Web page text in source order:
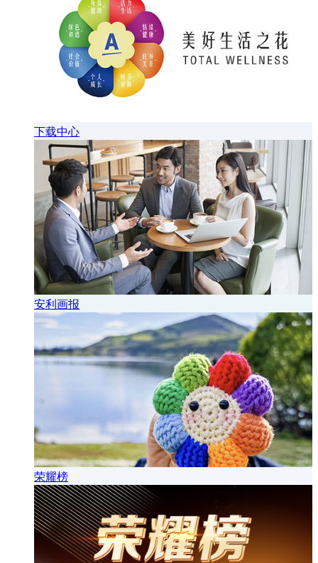
下载中心
安利画报
荣耀榜